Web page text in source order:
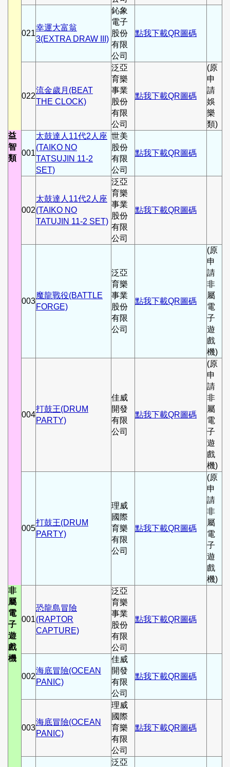
021
幸運大富翁
3(EXTRA DRAW III)
鈊象
電子
股份
有限
公司
點我下載QR圖碼
022
流金歲月(BEAT
THE CLOCK)
泛亞
育樂
事業
股份
有限
公司
點我下載QR圖碼
(原
申
請
娛
樂
類)
益
智
類
001
太鼓達人11代2人座
(TAIKO NO
TATSUJIN 11-2
SET)
世美
股份
有限
公司
點我下載QR圖碼
002
太鼓達人11代2人座
(TAIKO NO
TATUJIN 11-2 SET)
泛亞
育樂
事業
股份
有限
公司
點我下載QR圖碼
003
魔龍戰役(BATTLE
FORGE)
泛亞
育樂
事業
股份
有限
公司
點我下載QR圖碼
(原
申
請
非
屬
電
子
遊
戲
機)
004
打鼓王(DRUM
PARTY)
佳威
開發
有限
公司
點我下載QR圖碼
(原
申
請
非
屬
電
子
遊
戲
機)
005
打鼓王(DRUM
PARTY)
理威
國際
育樂
有限
公司
點我下載QR圖碼
(原
申
請
非
屬
電
子
遊
戲
機)
非
屬
電
子
遊
戲
機
001
恐龍島冒險
(RAPTOR
CAPTURE)
泛亞
育樂
事業
股份
有限
公司
點我下載QR圖碼
002
海底冒險(OCEAN
PANIC)
佳威
開發
有限
公司
點我下載QR圖碼
003
海底冒險(OCEAN
PANIC)
理威
國際
育樂
有限
公司
點我下載QR圖碼
泛亞